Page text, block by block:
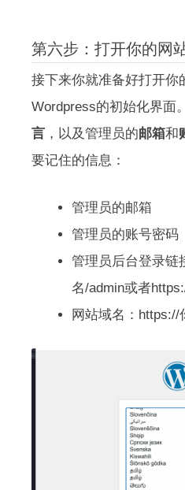
第六步：打开你的网
接下来你就准备好打开你
Wordpress的初始化界面
言 ，以及管理员的邮箱和
要记住的信息：
管理员的邮箱
管理员的账号密码
管理员后台登录链
名/admin或者
网站域名：https://